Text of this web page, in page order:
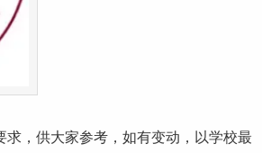
求，供大家参考，如有变动，以学校最